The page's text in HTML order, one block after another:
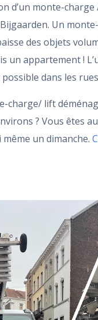
d’un monte-
Un
des objets
un appartement !
dans les
charge/ lift
? Vous êtes
un dimanche.